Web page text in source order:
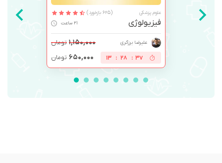
علوم پزشکی (625 بازخورد)
فیزیولوژی 21 ساعت
علیرضا برزگری ۱,۱۵۰,۰۰۰ تومان
37
:
28
:
13 ۶۵۰,۰۰۰ تومان